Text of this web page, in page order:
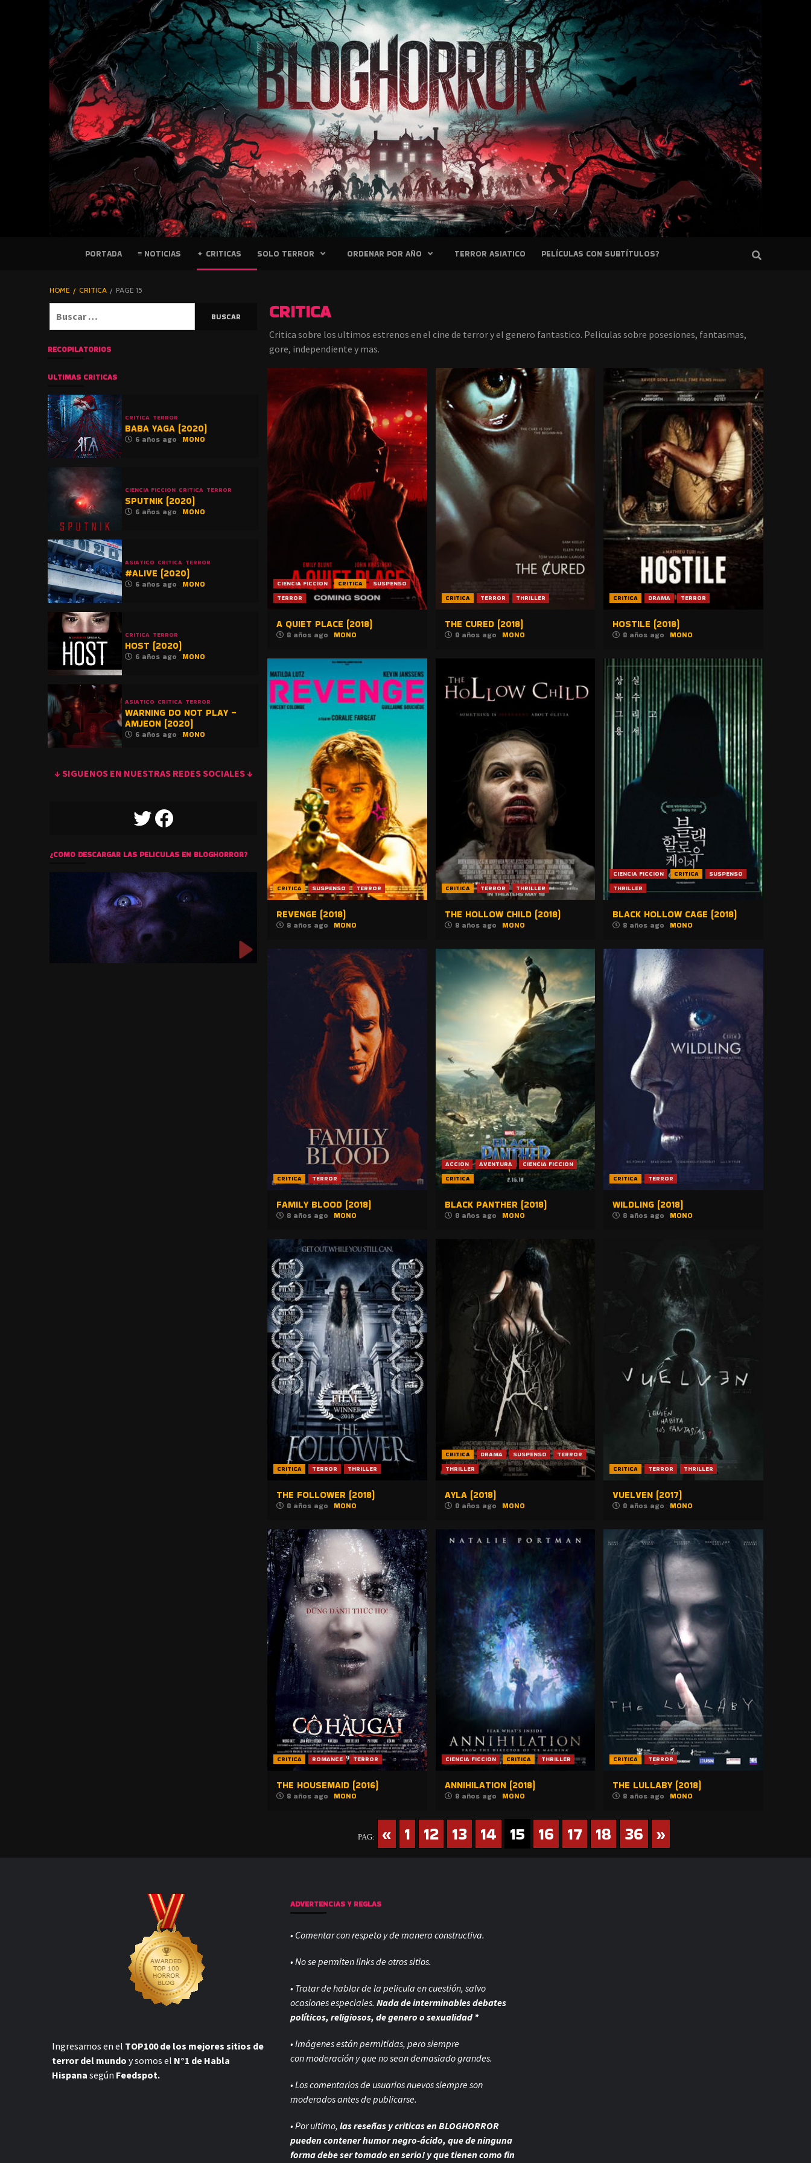
PELICULAS
BLOGHORROR
⋆
PORTADA ≡ NOTICIAS ✦ CRITICAS SOLO TERROR ORDENAR POR AÑO TERROR ASIATICO PELÍCULAS CON SUBTÍTULOS?
HOME CRITICA PAGE 15
CRITICA
Critica sobre los ultimos estrenos en el cine de terror y el genero fantastico. Peliculas sobre posesiones, fantasmas,
gore, independiente y mas.
CIENCIA FICCION CRITICA
SUSPENSO
TERROR
A QUIET PLACE (2018)
8 años ago MONO
CRITICA TERROR THRILLER
THE CURED (2018)
8 años ago MONO
CRITICA DRAMA TERROR
HOSTILE (2018)
8 años ago MONO
CRITICA SUSPENSO TERROR
REVENGE (2018)
8 años ago MONO
CRITICA TERROR THRILLER
THE HOLLOW CHILD (2018)
8 años ago MONO
CIENCIA FICCION CRITICA
SUSPENSO
THRILLER
BLACK HOLLOW CAGE (2018)
8 años ago MONO
CRITICA TERROR
FAMILY BLOOD (2018)
8 años ago MONO
ACCION AVENTURA
CIENCIA FICCION
CRITICA
BLACK PANTHER (2018)
8 años ago MONO
CRITICA TERROR
WILDLING (2018)
8 años ago MONO
CRITICA TERROR THRILLER
THE FOLLOWER (2018)
8 años ago MONO
CRITICA DRAMA SUSPENSO
TERROR
THRILLER
AYLA (2018)
8 años ago MONO
CRITICA TERROR THRILLER
VUELVEN (2017)
8 años ago MONO
CRITICA ROMANCE TERROR
THE HOUSEMAID (2016)
8 años ago MONO
CIENCIA FICCION CRITICA THRILLER
ANNIHILATION (2018)
8 años ago MONO
CRITICA TERROR
THE LULLABY (2018)
8 años ago MONO
PAG: « 1 12 13 14 15 16 17 18 36 »
RECOPILATORIOS
ULTIMAS CRITICAS
CRITICA TERROR
BABA YAGA (2020)
6 años ago MONO
CIENCIA FICCION CRITICA TERROR
SPUTNIK (2020)
6 años ago MONO
ASIATICO CRITICA TERROR
#ALIVE (2020)
6 años ago MONO
CRITICA TERROR
HOST (2020)
6 años ago MONO
ASIATICO CRITICA TERROR
WARNING DO NOT PLAY –
AMJEON (2020)
6 años ago MONO
↓ SIGUENOS EN NUESTRAS REDES SOCIALES ↓
TWITTERFACEBOOK
¿COMO DESCARGAR LAS PELICULAS EN BLOGHORROR?
Ingresamos en el TOP100 de los mejores sitios de
terror del mundo y somos el N°1 de Habla
Hispana según Feedspot.
ADVERTENCIAS Y REGLAS
• Comentar con respeto y de manera constructiva.
• No se permiten links de otros sitios.
• Tratar de hablar de la pelicula en cuestión, salvo
ocasiones especiales.Nada de interminables debates
políticos, religiosos, de genero o sexualidad *
• Imágenes están permitidas, pero siempre
conmoderación y que no sean demasiado grandes.
• Los comentarios de usuarios nuevos siempre son
moderados antes de publicarse.
• Por ultimo,las reseñas y criticas en BLOGHORROR
pueden contener humor negro-ácido, que de ninguna
forma debe ser tomado en serio! y que tienen como fin